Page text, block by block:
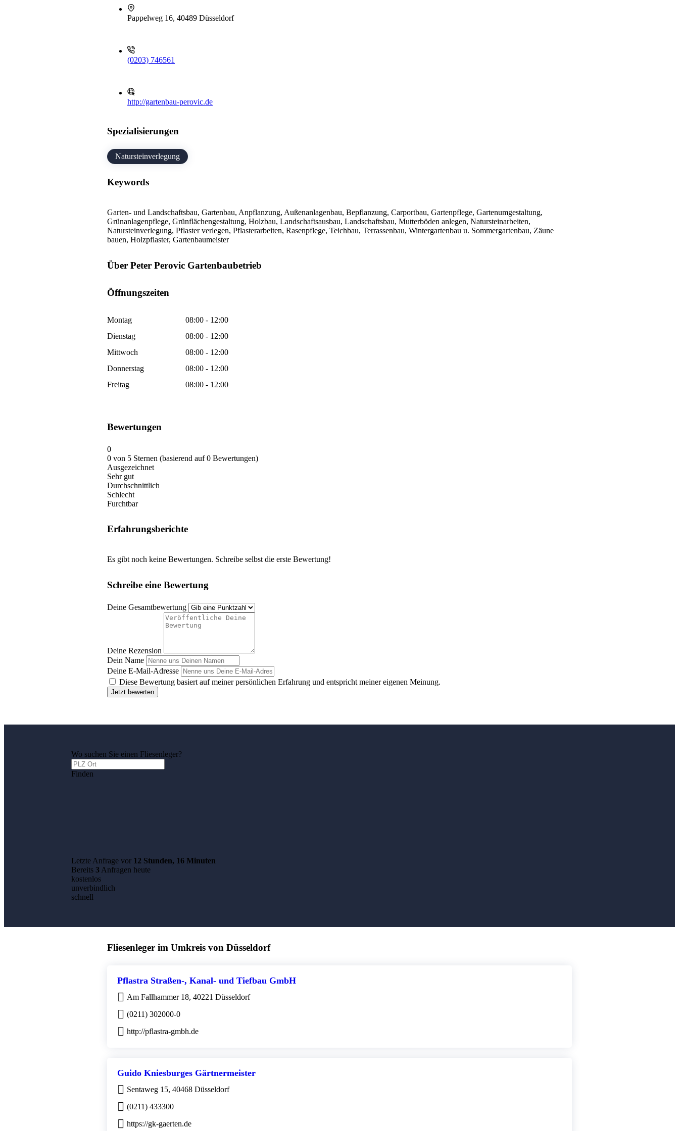
Pappelweg 16, 40489 Düsseldorf
(0203) 746561
http://gartenbau-perovic.de
Spezialisierungen
Natursteinverlegung
Keywords
Garten- und Landschaftsbau, Gartenbau, Anpflanzung, Außenanlagenbau, Bepflanzung, Carportbau, Gartenpflege, Gartenumgestaltung,
Grünanlagenpflege, Grünflächengestaltung, Holzbau, Landschaftsausbau, Landschaftsbau, Mutterböden anlegen, Natursteinarbeiten,
Natursteinverlegung, Pflaster verlegen, Pflasterarbeiten, Rasenpflege, Teichbau, Terrassenbau, Wintergartenbau u. Sommergartenbau, Zäune
bauen, Holzpflaster, Gartenbaumeister
Über Peter Perovic Gartenbaubetrieb
Öffnungszeiten
Montag
08:00 - 12:00
Dienstag
08:00 - 12:00
Mittwoch
08:00 - 12:00
Donnerstag
08:00 - 12:00
Freitag
08:00 - 12:00
Bewertungen
0
0 von 5 Sternen (basierend auf 0 Bewertungen)
Ausgezeichnet
Sehr gut
Durchschnittlich
Schlecht
Furchtbar
Erfahrungsberichte
Es gibt noch keine Bewertungen. Schreibe selbst die erste Bewertung!
Schreibe eine Bewertung
Deine Gesamtbewertung
Deine Rezension
Dein Name
Deine E-Mail-Adresse
Diese Bewertung basiert auf meiner persönlichen Erfahrung und entspricht meiner eigenen Meinung.
Jetzt bewerten
Wo suchen Sie einen Fliesenleger?
Finden
Letzte Anfrage vor 12 Stunden, 16 Minuten
Bereits 3Anfragen heute
kostenlos
unverbindlich
schnell
Fliesenleger im Umkreis von Düsseldorf
Pflastra Straßen-, Kanal- und Tiefbau GmbH
Am Fallhammer 18, 40221 Düsseldorf
(0211) 302000-0
http://pflastra-gmbh.de
Guido Kniesburges Gärtnermeister
Sentaweg 15, 40468 Düsseldorf
(0211) 433300
https://gk-gaerten.de